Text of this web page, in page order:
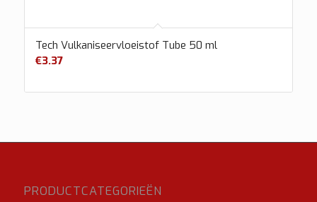
Tech Vulkaniseervloeistof Tube 50 ml
€3.37
PRODUCTCATEGORIEËN